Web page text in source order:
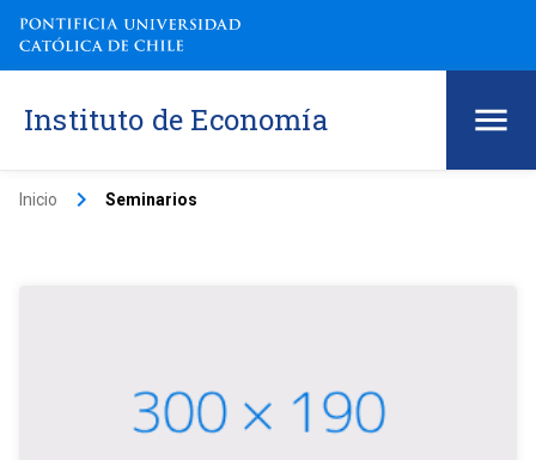
Instituto de Economía
Inicio keyboard_arrow_right Seminarios